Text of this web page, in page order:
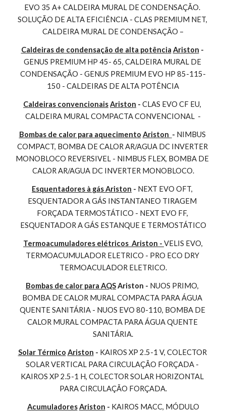
EVO 35 A+ CALDEIRA MURAL DE CONDENSAÇÃO.
SOLUÇÃO DE ALTA EFICIÊNCIA - CLAS PREMIUM NET,
CALDEIRA MURAL DE CONDENSAÇÃO –
Caldeiras de condensação de alta potência Ariston
GENUS PREMIUM HP 45- 65, CALDEIRA MURAL DE
CONDENSAÇÃO - GENUS PREMIUM EVO HP 85-115-
150 - CALDEIRAS DE ALTA POTÊNCIA
Caldeiras convencionaisAriston - CLAS EVO CF EU,
CALDEIRA MURAL COMPACTA CONVENCIONAL  -
Bombas de calor para aquecimento Ariston - NIMBUS
COMPACT, BOMBA DE CALOR AR/AGUA DC INVERTER
MONOBLOCO REVERSIVEL - NIMBUS FLEX, BOMBA DE
CALOR AR/AGUA DC INVERTER MONOBLOCO.
Esquentadores à gás Ariston - NEXT EVO OFT,
ESQUENTADOR A GÁS INSTANTANEO TIRAGEM
FORÇADA TERMOSTÁTICO - NEXT EVO FF,
ESQUENTADOR A GÁS ESTANQUE E TERMOSTÁTICO
Termoacumuladores elétricos  Ariston - VELIS EVO,
TERMOACUMULADOR ELETRICO - PRO ECO DRY
TERMOACULADOR ELETRICO.
Bombas de calor para AQS Ariston - NUOS PRIMO,
BOMBA DE CALOR MURAL COMPACTA PARA ÁGUA
QUENTE SANITÁRIA - NUOS EVO 80-110, BOMBA DE
CALOR MURAL COMPACTA PARA ÁGUA QUENTE
SANITÁRIA.
Solar Térmico Ariston - KAIROS XP 2.5-1 V, COLECTOR
SOLAR VERTICAL PARA CIRCULAÇÃO FORÇADA -
KAIROS XP 2.5-1 H, COLECTOR SOLAR HORIZONTAL
PARA CIRCULAÇÃO FORÇADA.
Acumuladores Ariston - KAIROS MACC, MÓDULO